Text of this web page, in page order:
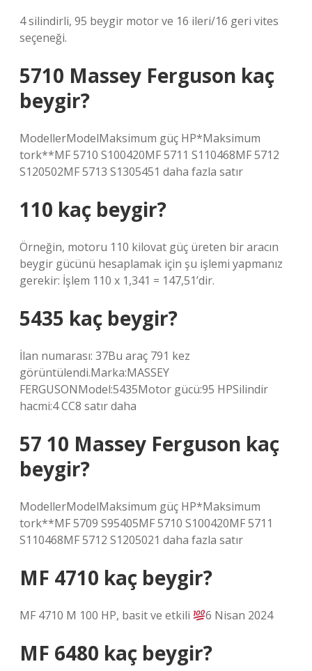
4 silindirli, 95 beygir motor ve 16 ileri/16 geri vites
seçeneği.
5710 Massey Ferguson kaç
beygir?
ModellerModelMaksimum güç HP*Maksimum
tork**MF 5710 S100420MF 5711 S110468MF 5712
S120502MF 5713 S1305451 daha fazla satır
110 kaç beygir?
Örneğin, motoru 110 kilovat güç üreten bir aracın
beygir gücünü hesaplamak için şu işlemi yapmanız
gerekir: İşlem 110 x 1,341 = 147,51’dir.
5435 kaç beygir?
İlan numarası: 37Bu araç 791 kez
görüntülendi.Marka:MASSEY
FERGUSONModel:5435Motor gücü:95 HPSilindir
hacmi:4 CC8 satır daha
57 10 Massey Ferguson kaç
beygir?
ModellerModelMaksimum güç HP*Maksimum
tork**MF 5709 S95405MF 5710 S100420MF 5711
S110468MF 5712 S1205021 daha fazla satır
MF 4710 kaç beygir?
MF 4710 M 100 HP, basit ve etkili 6 Nisan 2024
MF 6480 kaç beygir?